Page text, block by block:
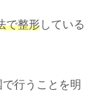
で整形している
行うことを明